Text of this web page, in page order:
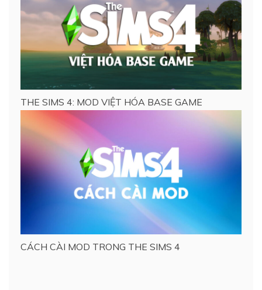
THE SIMS 4: MOD VIỆT HÓA BASE GAME
CÁCH CÀI MOD TRONG THE SIMS 4